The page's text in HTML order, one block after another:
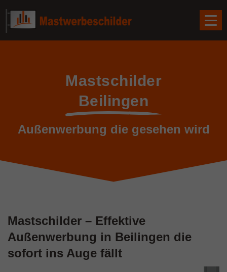
Mastschilder
Beilingen
Außenwerbung die gesehen wird
Mastschilder – Effektive
Außenwerbung in Beilingen die
sofort ins Auge fällt